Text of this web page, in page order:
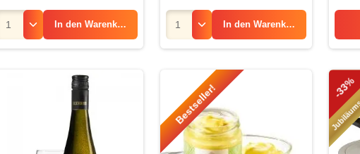
In den Warenkorb In den Warenkorb
Bestseller! -33%